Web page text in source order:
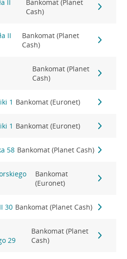
II
Bankomat (Planet
Cash)
II
Bankomat (Planet
Cash)
Bankomat (Planet
Cash)
1 Bankomat (Euronet)
1 Bankomat (Euronet)
58 Bankomat (Planet Cash)
Bankomat
(Euronet)
30 Bankomat (Planet Cash)
29
Bankomat (Planet
Cash)